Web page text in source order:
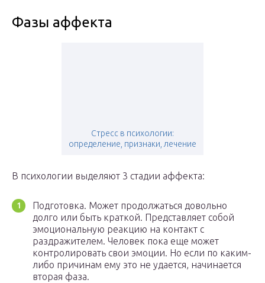
Фазы аффекта
Стресс в психологии:
определение, признаки, лечение
В психологии выделяют 3 стадии аффекта:
Подготовка. Может продолжаться довольно
долго или быть краткой. Представляет собой
эмоциональную реакцию на контакт с
раздражителем. Человек пока еще может
контролировать свои эмоции. Но если по каким-
либо причинам ему это не удается, начинается
вторая фаза.